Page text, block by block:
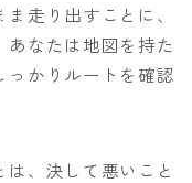
走り出すことに、
なたは地図を持た
っかりルートを確認
、決して悪いこと